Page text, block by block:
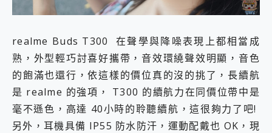
realme Buds T300 在聲學與降噪表現上都相當成
熟，外型輕巧討喜好攜帶，音效環繞聲效明顯，音色
的飽滿也還行，依這樣的價位真的沒的挑了，長續航
是 realme 的強項， T300 的續航力在同價位帶中是
毫不遜色，高達 40小時的聆聽續航，這很夠力了吧!
另外，耳機具備 IP55 防水防汗，運動配戴也 OK，現